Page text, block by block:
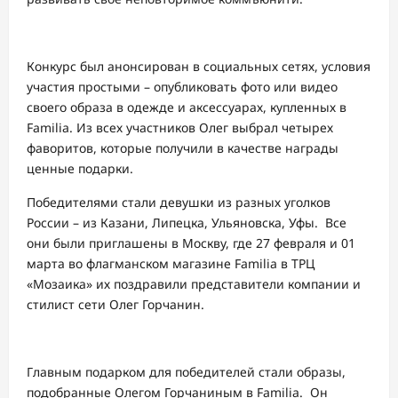
Конкурс был анонсирован в социальных сетях, условия
участия простыми – опубликовать фото или видео
своего образа в одежде и аксессуарах, купленных в
Familia. Из всех участников Олег выбрал четырех
фаворитов, которые получили в качестве награды
ценные подарки.
Победителями стали девушки из разных уголков
России – из Казани, Липецка, Ульяновска, Уфы. Все
они были приглашены в Москву, где 27 февраля и 01
марта во флагманском магазине Familia в ТРЦ
«Мозаика» их поздравили представители компании и
стилист сети Олег Горчанин.
Главным подарком для победителей стали образы,
подобранные Олегом Горчаниным в Familia. Он